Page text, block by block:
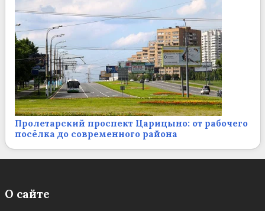
Пролетарский проспект Царицыно: от рабочего
посёлка до современного района
О сайте